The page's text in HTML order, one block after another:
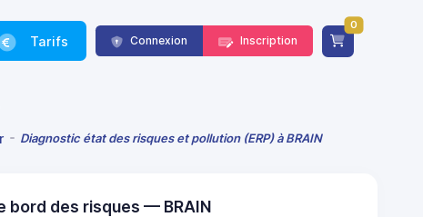
Tarifs Connexion Inscription
0
Diagnostic état des risques et pollution (ERP) à BRAIN
bord des risques — BRAIN